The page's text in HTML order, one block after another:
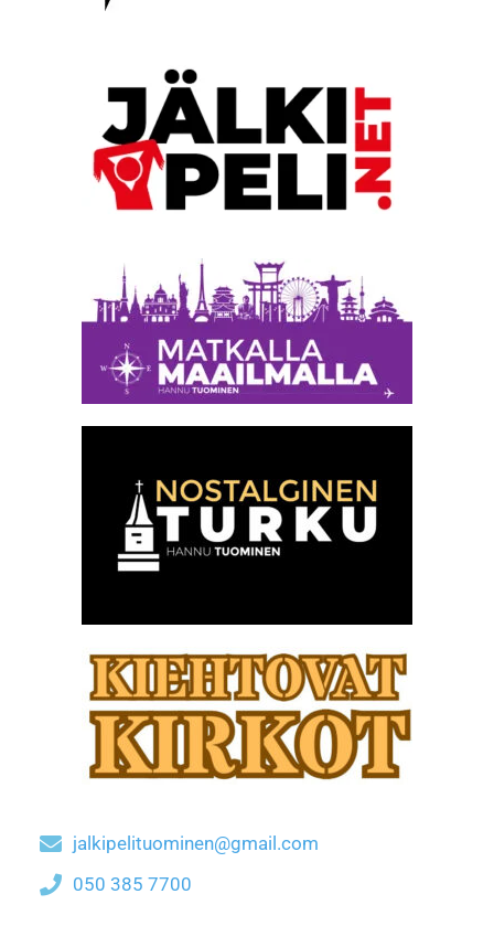
jalkipelituominen@gmail.com
050 385 7700